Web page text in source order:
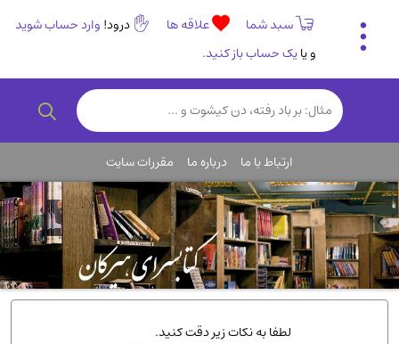
سبد شما علاقه ها درود! وارد حساب شوید
و یایک حساب باز کنید.
تاریخی و فرهنگی
(838)
رمان و داستان ایرانی(307)
روانشناسی(357)
انگلیسی و زبان خارجی(14)
کودکان و نوجوانان(76)
کتب نادر و کمیاب(19)
روانشناسی(112)
طب گیاهی و سنتی(45)
ارتباط با ما درباره ما مقررات سایت
لطفا به نکات زیر دقت کنید.